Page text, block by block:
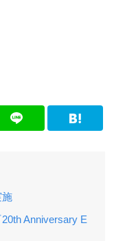
施
Anniversary E